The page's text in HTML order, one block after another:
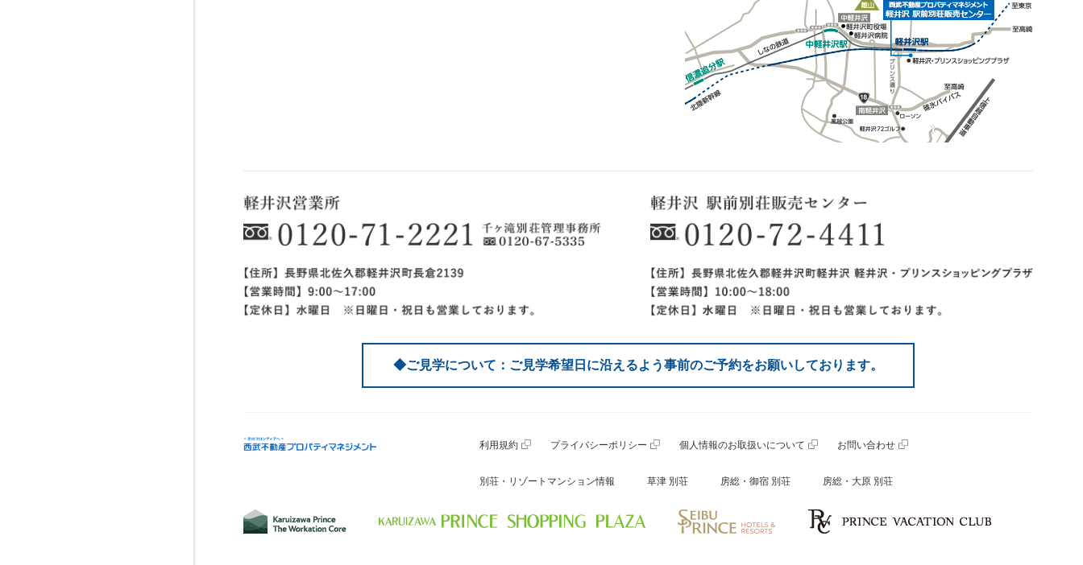
◆ご見学について：ご見学希望日に沿えるよう事前のご予約をお願いしております。
利用規約 プライバシーポリシー 個人情報のお取扱いについて お問い合わせ
別荘・リゾートマンション情報 草津 別荘 房総・御宿 別荘 房総・大原 別荘